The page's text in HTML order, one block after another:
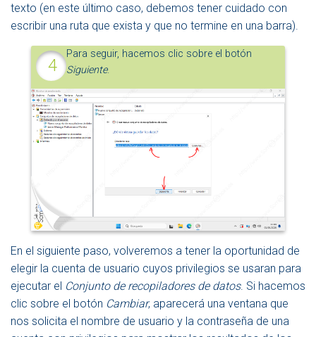
texto (en este último caso, debemos tener cuidado con
escribir una ruta que exista y que no termine en una barra).
Para seguir, hacemos clic sobre el botón
Siguiente.
En el siguiente paso, volveremos a tener la oportunidad de
elegir la cuenta de usuario cuyos privilegios se usaran para
ejecutar el Conjunto de recopiladores de datos. Si hacemos
clic sobre el botón Cambiar, aparecerá una ventana que
nos solicita el nombre de usuario y la contraseña de una